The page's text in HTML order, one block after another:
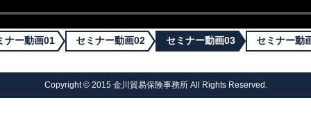
ナー動画01 セミナー動画02 セミナー動画03 セミナー動
Copyright © 2015 金川貿易保険事務所 All Rights Reserved.